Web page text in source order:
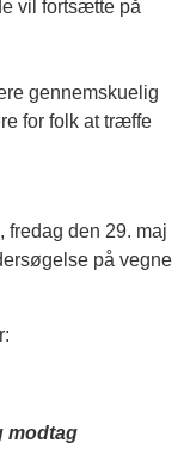
vil fortsætte på
gennemskuelig
for folk at træffe
fredag den 29. maj
på vegne
modtag